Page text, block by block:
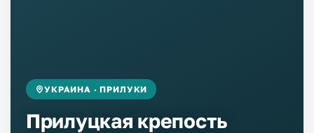
УКРАИНА · ПРИЛУКИ
Прилуцкая крепость